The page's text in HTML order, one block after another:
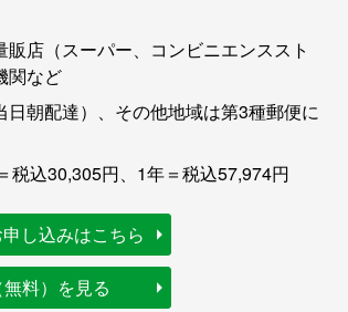
店（スーパー、コンビニエンススト
関など
朝配達）、その他地域は第3種郵便に
税込30,305円、1年＝税込57,974円
し込みはこちら
料）を見る